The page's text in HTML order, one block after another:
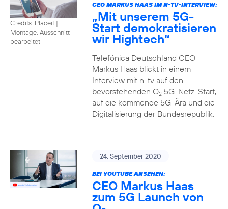
Credits: Placeit |
Montage, Ausschnitt
bearbeitet
CEO MARKUS HAAS IM N-TV-INTERVIEW:
„Mit unserem 5G-
Start demokratisieren
wir Hightech“
Telefónica Deutschland CEO
Markus Haas blickt in einem
Interview mit n-tv auf den
bevorstehenden O25G-Netz-Start,
auf die kommende 5G-Ära und die
Digitalisierung der Bundesrepublik.
24. September 2020
BEI YOUTUBE ANSEHEN:
CEO Markus Haas
zum 5G Launch von